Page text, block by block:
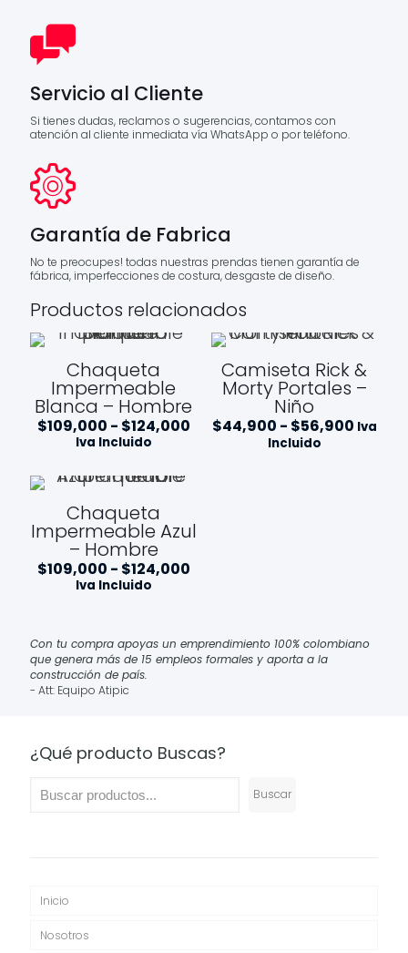
Servicio al Cliente
Si tienes dudas, reclamos o sugerencias, contamos con
atención al cliente inmediata vía WhatsApp o por teléfono.
Garantía de Fabrica
No te preocupes! todas nuestras prendas tienen garantía de
fábrica, imperfecciones de costura, desgaste de diseño.
Productos relacionados
Chaqueta
Impermeable
Blanca – Hombre
$109,000 - $124,000Rango
Iva Incluido
Camiseta Rick &
Morty Portales –
Niño
$44,900 - $56,900Rango
Iva
Incluido
Chaqueta
Impermeable Azul
– Hombre
$109,000 - $124,000Rango
hasta
$124,000
Iva Incluido
Con tu compra apoyas un emprendimiento 100% colombiano
que genera más de 15 empleos formales y aporta a la
construcción de país.
- Att: Equipo Atipic
¿Qué producto Buscas?
Buscar
Inicio
Nosotros